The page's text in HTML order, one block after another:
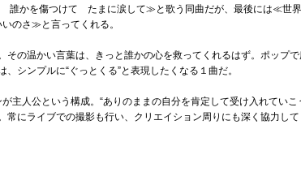
誰かを傷つけて たまに涙して≫と歌う同曲だが、最後には≪世界
のさ≫と言ってくれる。
の温かい言葉は、きっと誰かの心を救ってくれるはず。ポップ
シンプルに“ぐっとくる”と表現したくなる１曲だ。
主人公という構成。“ありのままの自分を肯定して受け入れてい
にライブでの撮影も行い、クリエイション周りにも深く協力し